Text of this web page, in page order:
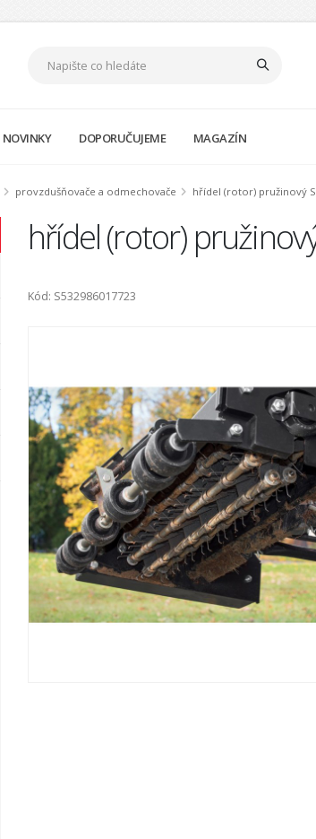
NOVINKY DOPORUČUJEME MAGAZÍN
provzdušňovače a odmechovače hřídel (rotor) pružinový
hřídel (rotor)
Kód: S532986017723